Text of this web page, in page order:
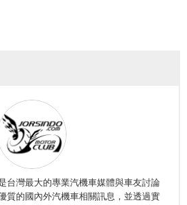
台灣最大的專業汽機車媒體與車友討論
質的國內外汽機車相關訊息，並透過實